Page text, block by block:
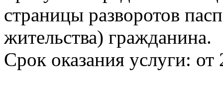
страницы разворотов
жительства) гражданина.
Срок оказания услуги: от